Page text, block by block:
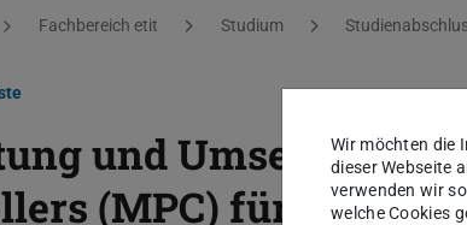
hier:Fachbereich etit Studium
und Umsetzung
(MPC) für die
Wir möchten die
dieser Webseite
verwenden wir
welche Cookies